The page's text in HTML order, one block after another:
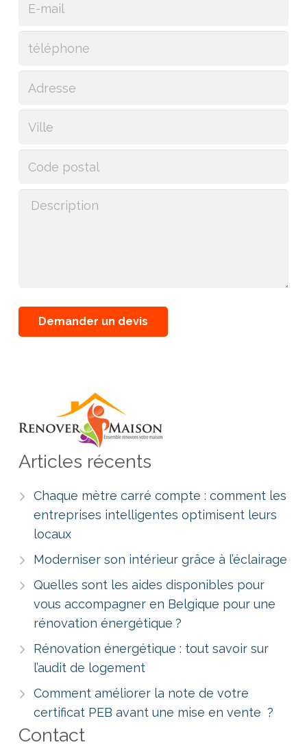
Articles récents
Chaque mètre carré compte : comment les
entreprises intelligentes optimisent leurs
locaux
Moderniser son intérieur grâce à l’éclairage
Quelles sont les aides disponibles pour
vous accompagner en Belgique pour une
rénovation énergétique ?
Rénovation énergétique : tout savoir sur
l’audit de logement
Comment améliorer la note de votre
certificat PEB avant une mise en vente ?
Contact